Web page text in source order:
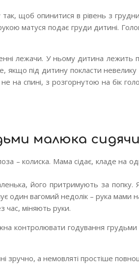
щоб опинитися в рівень з
матуся подає груди дитині.
лежачи. У ньому дитина
якщо під дитину покласти
на спині, з розгорнутою на бік
малюка сидячи
– колиска. Мама сідає, кладе на
його притримують за
один вагомий недолік – рука
час, міняють руки.
контролювати годування грудьми
зручно, а немовляті простіше